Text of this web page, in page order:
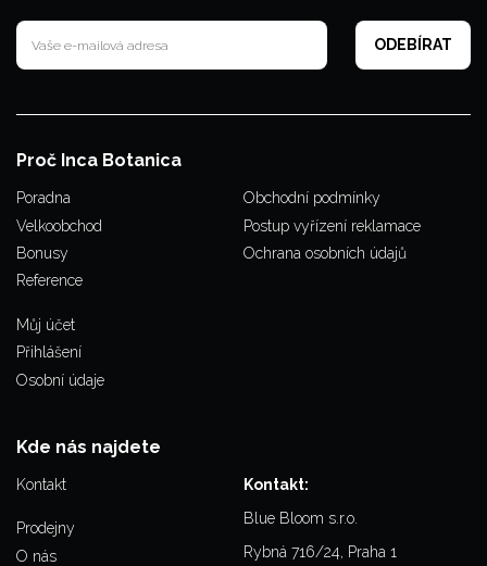
Proč Inca Botanica
Poradna
Velkoobchod
Bonusy
Reference
Obchodní podmínky
Postup vyřízení reklamace
Ochrana osobních údajů
Můj účet
Přihlášení
Osobní údaje
Kde nás najdete
Kontakt
Prodejny
O nás
Kontakt:
Blue Bloom s.r.o.
Rybná 716/24, Praha 1